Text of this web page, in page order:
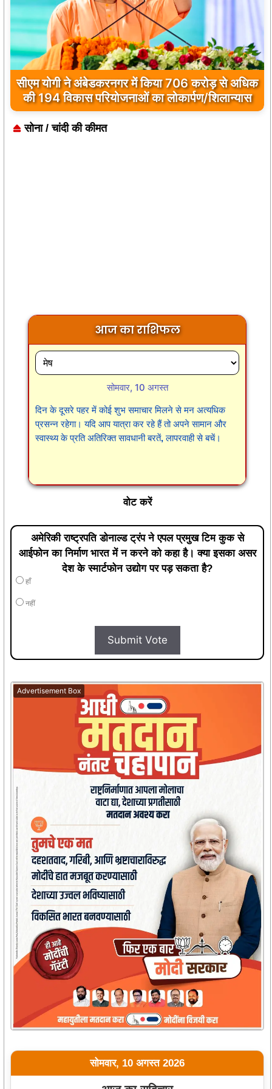
सीएम योगी ने अंबेडकरनगर में किया 706 करोड़ से अधिक
की 194 विकास परियोजनाओं का लोकार्पण/शिलान्यास
पत्रकारों से जुड़ी समस्याओं को लेकर ग्राफए. का
प्रतिनिधि मंडल डीएम एसपी से की मुलाकात
सोना / चांदी की कीमत
आज का राशिफल
सोमवार, 10 अगस्त
दिन के दूसरे पहर में कोई शुभ समाचार मिलने से मन अत्यधिक
प्रसन्न रहेगा। यदि आप यात्रा कर रहे हैं तो अपने सामान और
स्वास्थ्य के प्रति अतिरिक्त सावधानी बरतें, लापरवाही से बचें।
वोट करें
अमेरिकी राष्ट्रपति डोनाल्ड ट्रंप ने एपल प्रमुख टिम कुक से
आईफोन का निर्माण भारत में न करने को कहा है। क्या इसका असर
देश के स्मार्टफोन उद्योग पर पड़ सकता है?
हाँ
नहीं
Submit Vote
Advertisement Box
सोमवार, 10 अगस्त 2026